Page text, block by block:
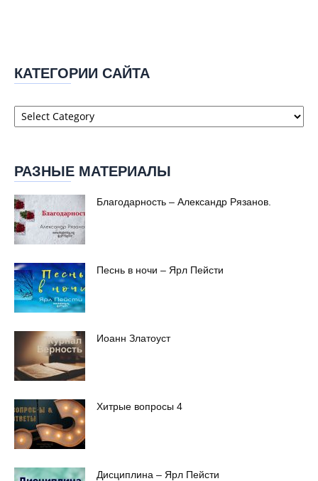
КАТЕГОРИИ САЙТА
Категории
сайта
РАЗНЫЕ МАТЕРИАЛЫ
Благодарность – Александр Рязанов.
Песнь в ночи – Ярл Пейсти
Иоанн Златоуст
Хитрые вопросы 4
Дисциплина – Ярл Пейсти